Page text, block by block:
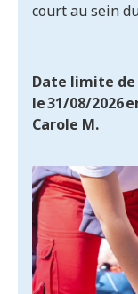
court au sein
Date limite
le 31/08/2026
Carole M.